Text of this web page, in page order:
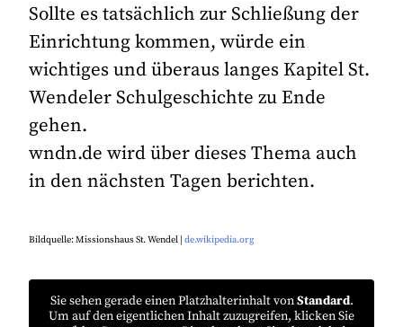
Sollte es tatsächlich zur Schließung der
Einrichtung kommen, würde ein
wichtiges und überaus langes Kapitel St.
Wendeler Schulgeschichte zu Ende
gehen.
wndn.de wird über dieses Thema auch
in den nächsten Tagen berichten.
Bildquelle: Missionshaus St. Wendel |de.wikipedia.org
Sie sehen gerade einen Platzhalterinhalt vonStandard.
Um auf den eigentlichen Inhalt zuzugreifen, klicken Sie